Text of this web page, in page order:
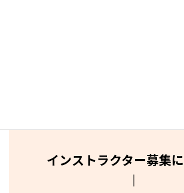
インストラクター募集